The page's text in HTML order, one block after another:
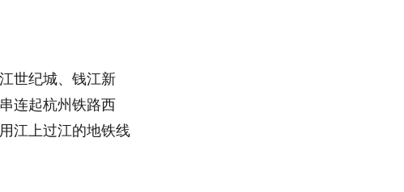
世纪城、钱江新
连起杭州铁路西
江上过江的地铁线